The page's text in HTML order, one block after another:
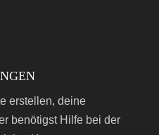
erstellen, deine
benötigst Hilfe bei der